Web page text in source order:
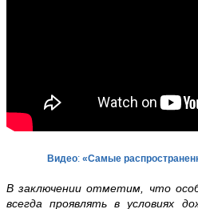
Видео: «Самые
В заключении отметим, что
всегда проявлять в условиях